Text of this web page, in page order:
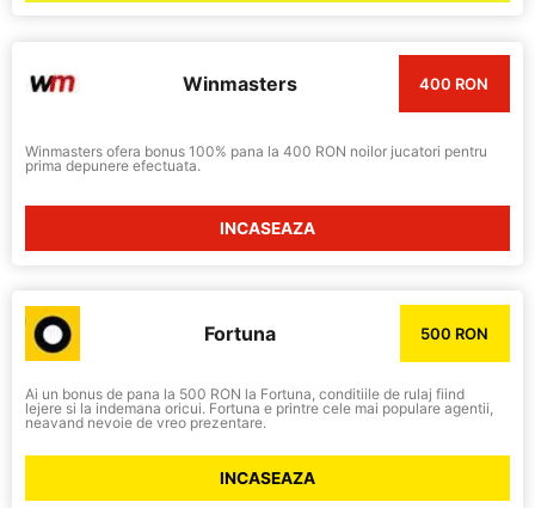
Winmasters 400 RON
Winmasters ofera bonus 100% pana la 400 RON noilor jucatori pentru
prima depunere efectuata.
INCASEAZA
Fortuna 500 RON
Ai un bonus de pana la 500 RON la Fortuna, conditiile de rulaj fiind
lejere si la indemana oricui. Fortuna e printre cele mai populare agentii,
neavand nevoie de vreo prezentare.
INCASEAZA